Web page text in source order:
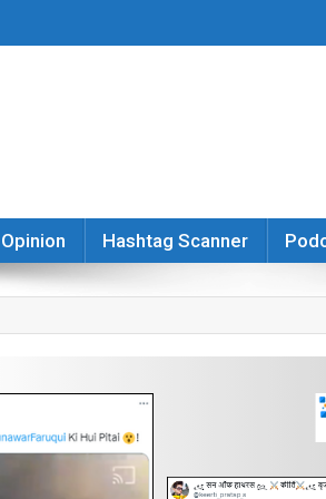
Opinion Hashtag Scanner